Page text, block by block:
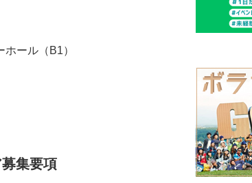
ール（B1）
集要項